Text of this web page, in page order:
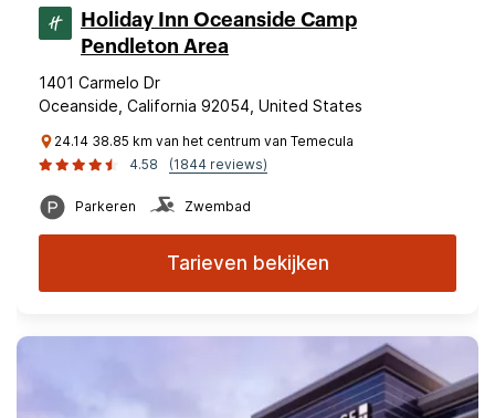
Holiday Inn Oceanside Camp
Pendleton Area
1401 Carmelo Dr
Oceanside, California 92054, United States
24.14 38.85 km van het centrum van Temecula
4.58
(1844 reviews)
Parkeren Zwembad
Tarieven bekijken